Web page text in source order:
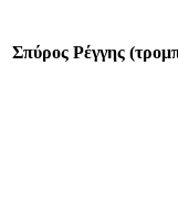
Σπύρος Ρέγγης